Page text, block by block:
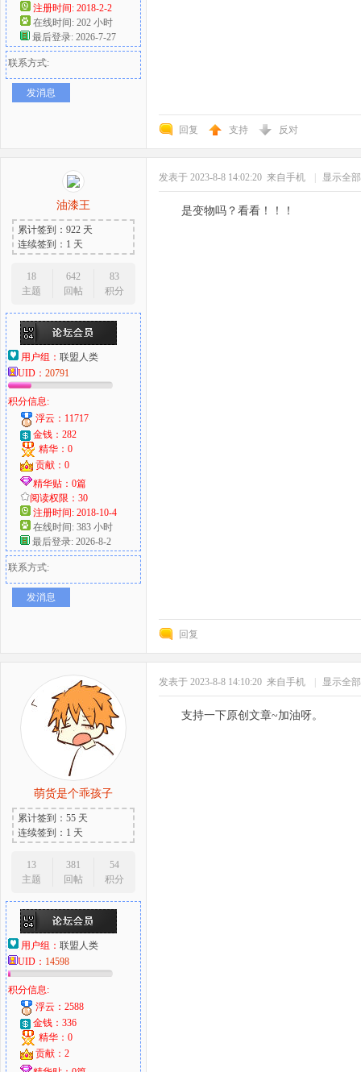
注册时间: 2018-2-2
在线时间: 202 小时
最后登录: 2026-7-27
联系方式:
发消息
回复 支持 反对
油漆王
累计签到：922 天
连续签到：1 天
18
主题
642
回帖
83
积分
用户组： 联盟人类
UID： 20791
积分信息:
浮云：11717
金钱：282
精华：0
贡献：0
精华贴：0篇
阅读权限：30
注册时间: 2018-10-4
在线时间: 383 小时
最后登录: 2026-8-2
联系方式:
发消息
发表于 2023-8-8 14:02:20 来自手机 显示全
是变物吗？看看！！！
回复
萌货是个乖孩子
累计签到：55 天
连续签到：1 天
13
主题
381
回帖
54
积分
用户组： 联盟人类
UID： 14598
积分信息:
浮云：2588
金钱：336
精华：0
贡献：2
发表于 2023-8-8 14:10:20 来自手机 显示全
支持一下原创文章~加油呀。